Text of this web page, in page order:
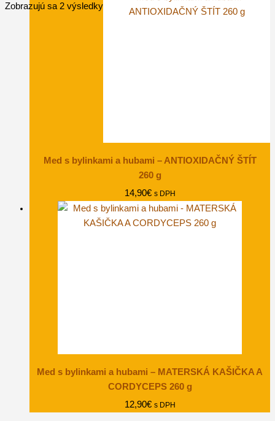
Zobrazujú sa 2 výsledky
Med s bylinkami a hubami – ANTIOXIDAČNÝ ŠTÍT
260 g
14,90€ s DPH
Med s bylinkami a hubami – MATERSKÁ KAŠIČKA A
CORDYCEPS 260 g
12,90€ s DPH